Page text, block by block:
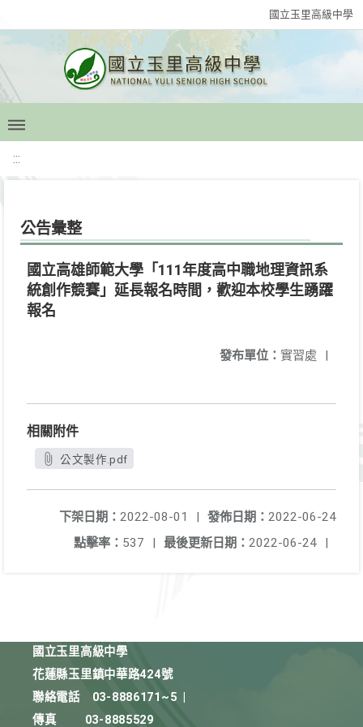
國立玉里高級中學
:::
公告彙整
國立高雄師範大學「111年度高中職地理資訊系
統創作競賽」延長報名時間，歡迎本校學生踴躍
報名
發布單位： 實習處 |
相關附件
公文製作.pdf
發佈日期： 2022-06-24
下架日期： 2022-08-01
|
最後更新日期： 2022-06-24 |
點擊率： 537 |
國立玉里高級中學
花蓮縣玉里鎮中華路424號
聯絡電話
03-8886171~5
傳真
03-8885529